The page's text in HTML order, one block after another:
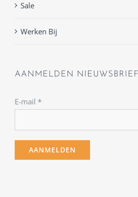
Sale
Werken Bij
AANMELDEN NIEUWSBRIEF
E-mail *